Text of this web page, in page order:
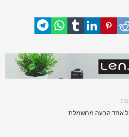
אחד הבעה מחשמלת